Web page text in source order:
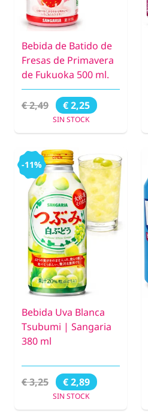
Bebida de Batido de
Fresas de Primavera
de Fukuoka 500 ml.
€ 2,49 € 2,25
SIN STOCK
-11%
Bebida Uva Blanca
Tsubumi | Sangaria
380 ml
€ 3,25 € 2,89
SIN STOCK